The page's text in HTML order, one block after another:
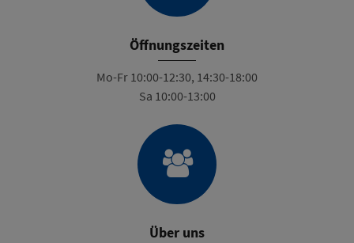
Öffnungszeiten
Mo-Fr 10:00-12:30, 14:30-18:00
Sa 10:00-13:00
Über uns